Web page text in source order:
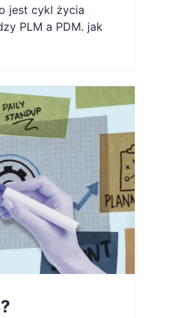
jest cykl życia
PLM a PDM. jak